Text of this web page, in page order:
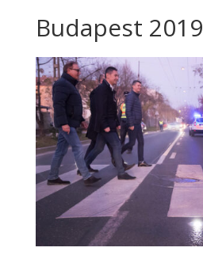
Budapest 2019